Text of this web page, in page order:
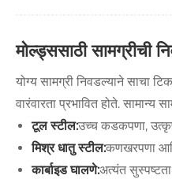
मोल्ड्ससाठी सामग्रीची
योग्य सामग्री निवडल्याने साचा
वारंवारता प्रभावित होते. सामान्य
टूल स्टील:उच्च कडकपणा,
मिश्र धातु स्टील:कणखरपणा
कार्बाइड घालणे:अत्यंत